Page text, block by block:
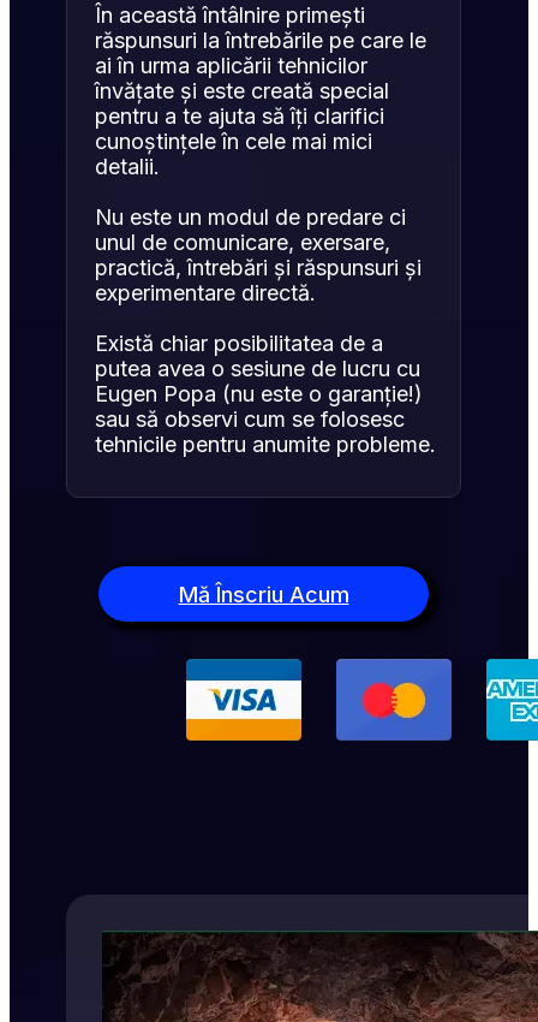
Mă Înscriu Acum
În această întâlnire primești
răspunsuri la întrebările pe care le
ai în urma aplicării tehnicilor
învățate și este creată special
pentru a te ajuta să îți clarifici
cunoștințele în cele mai mici
detalii.
Nu este un modul de predare ci
unul de comunicare, exersare,
practică, întrebări și răspunsuri și
experimentare directă.
Există chiar posibilitatea de a
putea avea o sesiune de lucru cu
Eugen Popa (nu este o garanție!)
sau să observi cum se folosesc
tehnicile pentru anumite probleme.